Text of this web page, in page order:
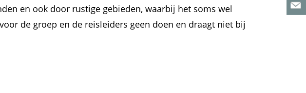
en ook door rustige gebieden, waarbij het soms wel
de groep en de reisleiders geen doen en draagt niet bij